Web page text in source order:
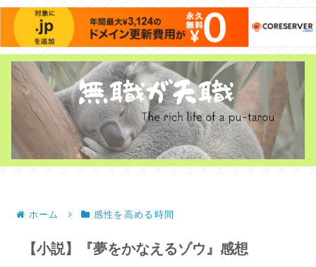
ホーム 感性を高める時間
【小説】『夢をかなえるゾウ』感想